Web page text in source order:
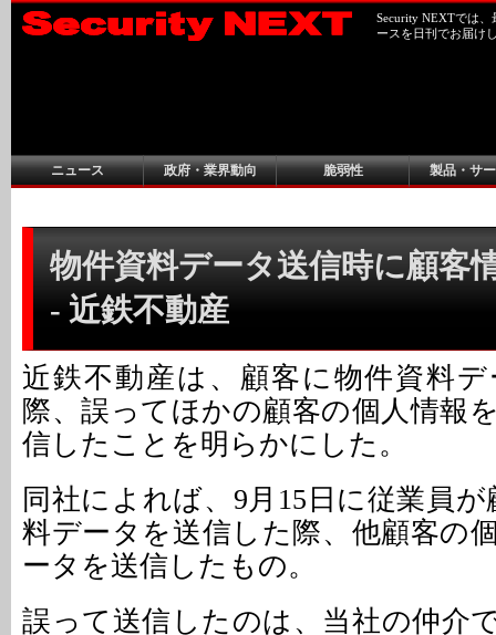
Security NEXTでは
ースを日刊でお届け
ニュース 政府・業界動向 脆弱性 製品・サ
物件資料データ送信時に顧客
- 近鉄不動産
近鉄不動産は、顧客に物件資料
際、誤ってほかの顧客の個人情報
信したことを明らかにした。
同社によれば、9月15日に従業員
料データを送信した際、他顧客の
ータを送信したもの。
誤って送信したのは、当社の仲介